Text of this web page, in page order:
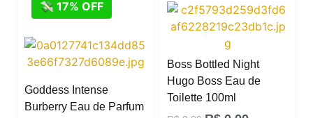
💸 17% OFF
Goddess Intense
Burberry Eau de Parfum
Boss Bottled Night
Hugo Boss Eau de
Toilette 100ml